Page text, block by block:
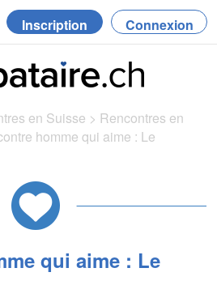
Inscription Connexion
en Suisse > Rencontres en
homme qui aime : Le
qui aime : Le